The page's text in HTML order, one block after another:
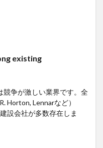
existing
競争が激しい業界です。全
Horton, Lennarなど）
設会社が多数存在しま